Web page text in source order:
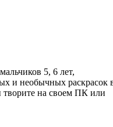
5, 6 лет,
и необычных раскрасок
творите на своем ПК или